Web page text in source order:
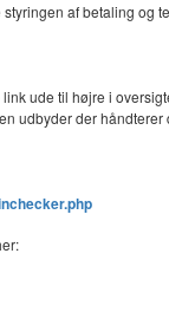
af betaling og
link ude til højre i
udbyder der